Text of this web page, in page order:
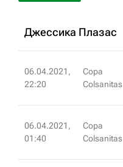
Джессика Плазас
06.04.2021,
22:20
Copa
Colsanitas
06.04.2021,
01:40
Copa
Colsanitas